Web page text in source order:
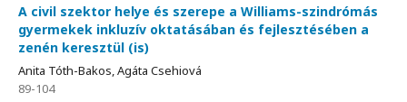
A civil szektor helye és szerepe a Williams-szindrómás
gyermekek inkluzív oktatásában és fejlesztésében a
zenén keresztül (is)
Anita Tóth-Bakos, Agáta Csehiová
89-104